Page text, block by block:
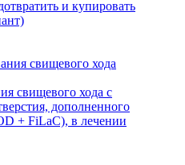
свищевого хода с
дополненного
+ FiLaC), в лечении